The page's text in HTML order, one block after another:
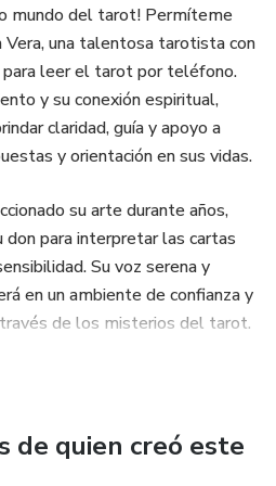
Videncia 🌠
la videncia a lo largo
que se basa en la
cósmicas.
experiencias personales con
sin palabras. ¿Has tenido
que te haya impactado
Correcta 🔮
mundo del tarot! Permíteme
una talentosa tarotista con
para leer el tarot por teléfono.
y su conexión espiritual,
claridad, guía y apoyo a
y orientación en sus vidas.
su arte durante años,
don para interpretar las cartas
Su voz serena y
en un ambiente de confianza y
de los misterios del tarot.
84 21 13 51, te adentrarás
y una disposición
tus inquietudes y
de quien creó este